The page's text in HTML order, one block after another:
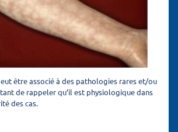
être associé à des pathologies rares et/ou
de rappeler qu’il est physiologique dans
des cas.